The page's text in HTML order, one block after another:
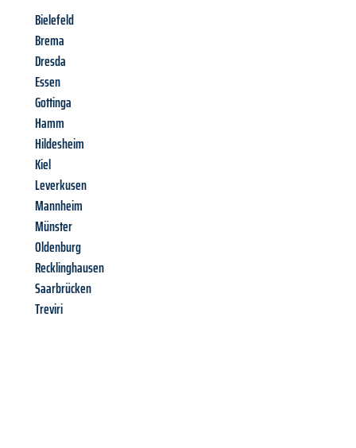
Bielefeld
Brema
Dresda
Essen
Gottinga
Hamm
Hildesheim
Kiel
Leverkusen
Mannheim
Münster
Oldenburg
Recklinghausen
Saarbrücken
Treviri